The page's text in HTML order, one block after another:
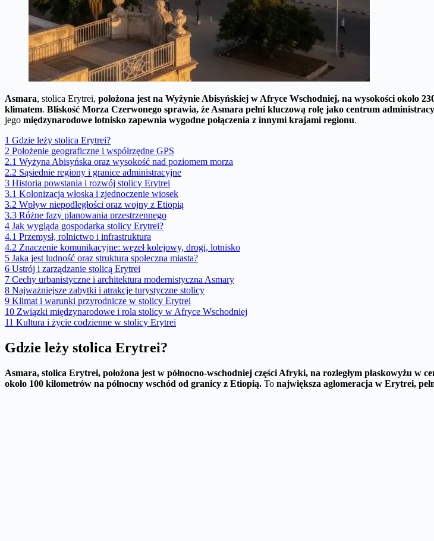
Asmara, stolica Erytrei, położona jest na Wyżynie Abisyńskiej w Afryce Wschodniej, na wysokości około
klimatem. Bliskość Morza Czerwonego sprawia, że Asmara pełni kluczową rolę jako centrum
jego międzynarodowe lotnisko zapewnia wygodne połączenia z innymi krajami regionu.
1 Gdzie leży stolica Erytrei?
2 Położenie geograficzne i współrzędne GPS
2.1 Wyżyna Abisyńska oraz wysokość nad poziomem morza
2.2 Sąsiednie regiony i granice administracyjne
3 Historia powstania i rozwój stolicy Erytrei
3.1 Kolonizacja włoska i zjednoczenie wiosek
3.2 Wpływ niepodległości oraz wojny z Etiopią
3.3 Różne fazy planowania przestrzennego
4 Jak wygląda gospodarka stolicy Erytrei?
4.1 Przemysł, rolnictwo i infrastruktura
4.2 Znaczenie komunikacyjne: węzeł kolejowy, drogi, lotnisko
5 Jaka jest ludność oraz struktura społeczna miasta?
6 Ustrój i zarządzanie stolicą Erytrei
7 Cechy urbanistyczne i architektura modernistyczna Asmary
8 Najważniejsze zabytki i atrakcje turystyczne stolicy
9 Klimat i warunki przyrodnicze w stolicy Erytrei
10 Związki międzynarodowe i rola stolicy w Afryce Wschodniej
11 Kultura i życie codzienne w stolicy Erytrei
Gdzie leży stolica Erytrei?
Asmara, stolica Erytrei, położona jest w północno-wschodniej części Afryki, na rozległym płaskowyżu w
około 100 kilometrów na północny wschód od granicy z Etiopią. To największa aglomeracja w Erytrei,